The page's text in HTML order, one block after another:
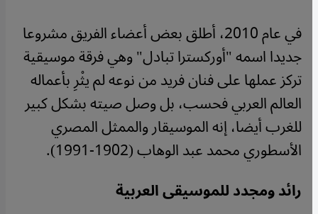
في عام 2010، أطلق بعض أعضاء الفريق مشروعا
جديدا اسمه "أوركسترا تبادل" وهي فرقة موسيقية
تركز عملها على فنان فريد من نوعه لم يثْرِ بأعماله
العالم العربي فحسب، بل وصل صيته بشكل كبير
للغرب أيضا، إنه الموسيقار والممثل المصري
الأسطوري محمد عبد الوهاب (1902-1991).
رائد ومجدد للموسيقى العربية